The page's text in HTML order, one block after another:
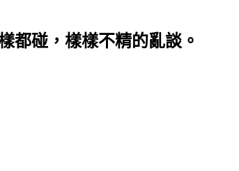
都碰，樣樣不精的亂談。